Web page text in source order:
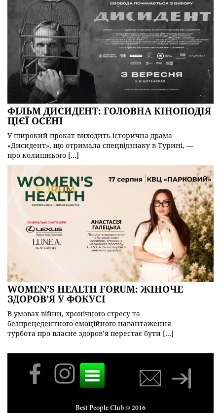
ФІЛЬМ ДИСИДЕНТ: ГОЛОВНА КІНОПОДІЯ
ЦІЄЇ ОСЕНІ
У широкий прокат виходить історична драма
«Дисидент», що отримала спецвідзнаку в Турині, —
про колишнього […]
WOMEN’S HEALTH FORUM: ЖІНОЧЕ
ЗДОРОВ’Я У ФОКУСІ
В умовах війни, хронічного стресу та
безпрецедентного емоційного навантаження
турбота про власне здоров’я перестає бути […]
Toggle
navigation
Best People Club © 2016